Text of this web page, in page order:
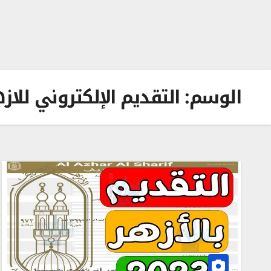
الوسم:التقديم الإلكتروني